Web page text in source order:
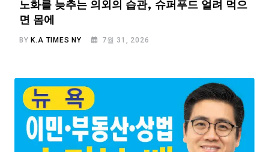
노화를 늦추는 의외의 습관, 슈퍼푸드 얼려 먹으
면 몸에
BYK.A TIMES NY 7월 31, 2026